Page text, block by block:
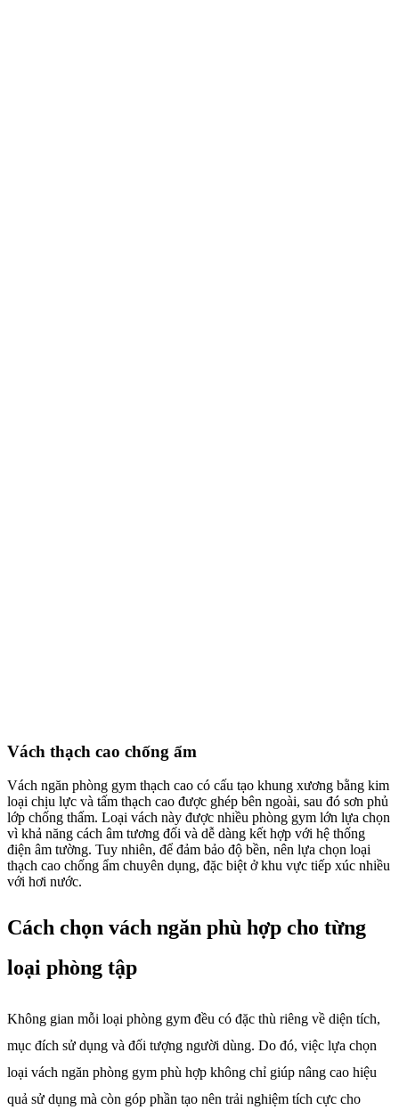
Vách thạch cao chống ẩm
Vách ngăn phòng gym thạch cao có cấu tạo khung xương bằng kim
loại chịu lực và tấm thạch cao được ghép bên ngoài, sau đó sơn phủ
lớp chống thấm. Loại vách này được nhiều phòng gym lớn lựa chọn
vì khả năng cách âm tương đối và dễ dàng kết hợp với hệ thống
điện âm tường. Tuy nhiên, để đảm bảo độ bền, nên lựa chọn loại
thạch cao chống ẩm chuyên dụng, đặc biệt ở khu vực tiếp xúc nhiều
với hơi nước.
Cách chọn vách ngăn phù hợp cho từng
loại phòng tập
Không gian mỗi loại phòng gym đều có đặc thù riêng về diện tích,
mục đích sử dụng và đối tượng người dùng. Do đó, việc lựa chọn
loại vách ngăn phòng gym phù hợp không chỉ giúp nâng cao hiệu
quả sử dụng mà còn góp phần tạo nên trải nghiệm tích cực cho